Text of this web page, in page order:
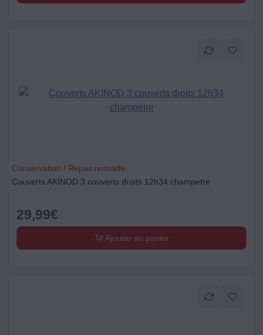
Conservation / Repas nomade
Couverts AKINOD 3 couverts droits 12h34 champetre
29,99€
Ajouter au panier